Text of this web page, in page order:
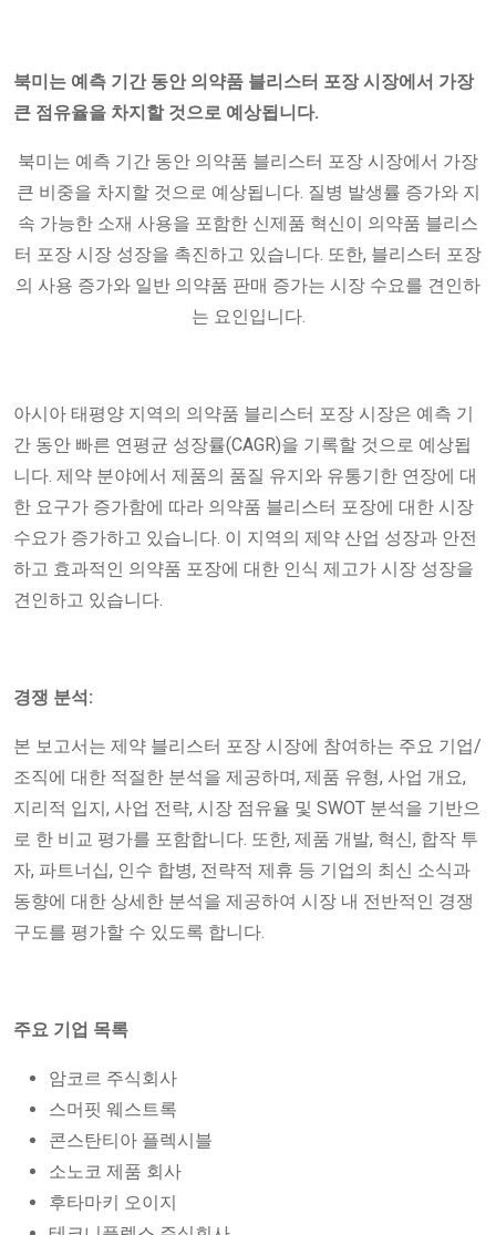
북미는 예측 기간 동안 의약품 블리스터 포장 시장에서 가장
큰 점유율을 차지할 것으로 예상됩니다.
북미는 예측 기간 동안 의약품 블리스터 포장 시장에서 가장
큰 비중을 차지할 것으로 예상됩니다. 질병 발생률 증가와 지
속 가능한 소재 사용을 포함한 신제품 혁신이 의약품 블리스
터 포장 시장 성장을 촉진하고 있습니다. 또한, 블리스터 포장
의 사용 증가와 일반 의약품 판매 증가는 시장 수요를 견인하
는 요인입니다.
아시아 태평양 지역의 의약품 블리스터 포장 시장은 예측 기
간 동안 빠른 연평균 성장률(CAGR)을 기록할 것으로 예상됩
니다. 제약 분야에서 제품의 품질 유지와 유통기한 연장에 대
한 요구가 증가함에 따라 의약품 블리스터 포장에 대한 시장
수요가 증가하고 있습니다. 이 지역의 제약 산업 성장과 안전
하고 효과적인 의약품 포장에 대한 인식 제고가 시장 성장을
견인하고 있습니다.
경쟁 분석:
본 보고서는 제약 블리스터 포장 시장에 참여하는 주요 기업/
조직에 대한 적절한 분석을 제공하며, 제품 유형, 사업 개요,
지리적 입지, 사업 전략, 시장 점유율 및 SWOT 분석을 기반으
로 한 비교 평가를 포함합니다. 또한, 제품 개발, 혁신, 합작 투
자, 파트너십, 인수 합병, 전략적 제휴 등 기업의 최신 소식과
동향에 대한 상세한 분석을 제공하여 시장 내 전반적인 경쟁
구도를 평가할 수 있도록 합니다.
주요 기업 목록
암코르 주식회사
스머핏 웨스트록
콘스탄티아 플렉시블
소노코 제품 회사
후타마키 오이지